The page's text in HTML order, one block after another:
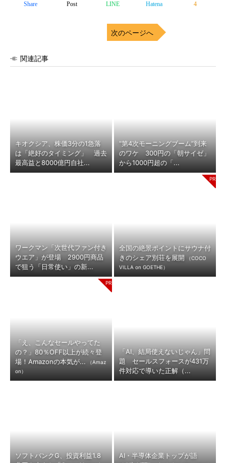
Share Post LINE Hatena 4
次のページへ
関連記事
キオクシア、株価3分の1急落
は「絶好のタイミング」 過去
最高益と8000億円自社...
“第4次モーニングブーム”到来
のワケ 300円の「朝サイゼ」
から1000円超の「...
ワークマン「次世代ファン付き
ウエア」が登場 2900円商品
で狙う「日常使い」の新...
全国の絶景ポイントにサウナ付
きのシェア別荘を展開
（COCO
VILLA on GOETHE）
「え、こんなセールやってた
の？」80％OFF以上が続々登
場！Amazonの本気が...
（Amaz
on）
「AI、結局使えないじゃん」問
題 セールスフォースが431万
件対応で導いた正解（...
ソフトバンクG、投資利益1.8
AI・半導体企業トップが語